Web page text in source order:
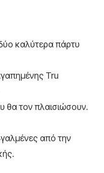
καλύτερα πάρτυ
Tru
θα τον πλαισιώσουν.
από την